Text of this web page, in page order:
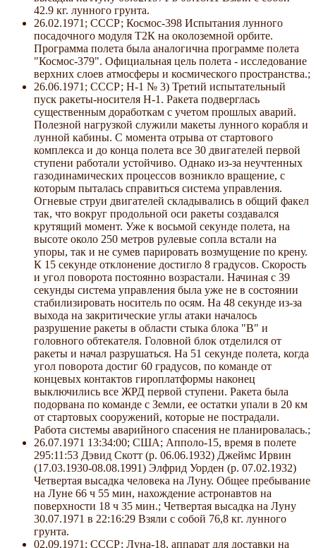
42.9 кг. лунного грунта.
26.02.1971; СССР; Космос-398 Испытания лунного
посадочного модуля Т2К на околоземной орбите.
Программа полета была аналогична программе полета
"Космос-379". Официальная цель полета - исследование
верхних слоев атмосферы и космического пространства.;
26.06.1971; СССР; Н-1 № 3) Третий испытательный
пуск ракеты-носителя Н-1. Ракета подверглась
существенным доработкам с учетом прошлых аварий.
Полезной нагрузкой служили макеты лунного корабля и
лунной кабины. С момента отрыва от стартового
комплекса и до конца полета все 30 двигателей первой
ступени работали устойчиво. Однако из-за неучтенных
газодинамических процессов возникло вращение, с
которым пыталась справиться система управления.
Огневые струи двигателей складывались в общий факел
так, что вокруг продольной оси ракеты создавался
крутящий момент. Уже к восьмой секунде полета, на
высоте около 250 метров рулевые сопла встали на
упоры, так и не сумев парировать возмущение по крену.
К 15 секунде отклонение достигло 8 градусов. Скорость
и угол поворота постоянно возрастали. Начиная с 39
секунды система управления была уже не в состоянии
стабилизировать носитель по осям. На 48 секунде из-за
выхода на закритические углы атаки началось
разрушение ракеты в области стыка блока "В" и
головного обтекателя. Головной блок отделился от
ракеты и начал разрушаться. На 51 секунде полета, когда
угол поворота достиг 60 градусов, по команде от
концевых контактов гироплатформы наконец
выключились все ЖРД первой ступени. Ракета была
подорвана по команде с Земли, ее остатки упали в 20 км
от стартовых сооружений, которые не пострадали.
Работа системы аварийного спасения не планировалась.;
26.07.1971 13:34:00; США; Апполо-15, время в полете
295:11:53 Дэвид Скотт (р. 06.06.1932) Джеймс Ирвин
(17.03.1930-08.08.1991) Элфрид Уорден (р. 07.02.1932)
Четвертая высадка человека на Луну. Общее пребывание
на Луне 66 ч 55 мин, нахождение астронавтов на
поверхности 18 ч 35 мин.; Четвертая высадка на Луну
30.07.1971 в 22:16:29 Взяли с собой 76,8 кг. лунного
грунта.
02.09.1971; СССР; Луна-18, аппарат для доставки на